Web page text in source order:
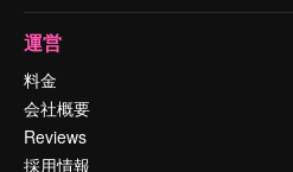
運営
料金
会社概要
Reviews
採用情報